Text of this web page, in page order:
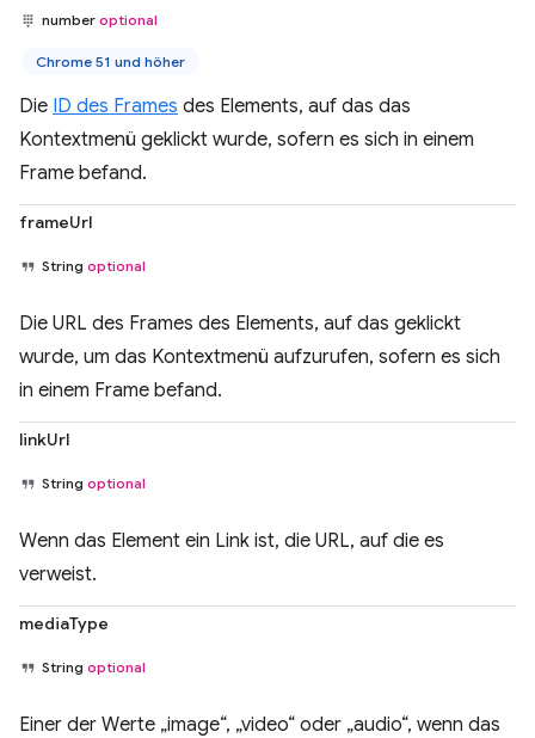
number optional
Chrome 51 und höher
Die ID des Frames des Elements, auf das das
Kontextmenü geklickt wurde, sofern es sich in einem
Frame befand.
frameUrl
String optional
Die URL des Frames des Elements, auf das geklickt
wurde, um das Kontextmenü aufzurufen, sofern es sich
in einem Frame befand.
linkUrl
String optional
Wenn das Element ein Link ist, die URL, auf die es
verweist.
mediaType
String optional
Einer der Werte „image“, „video“ oder „audio“, wenn das